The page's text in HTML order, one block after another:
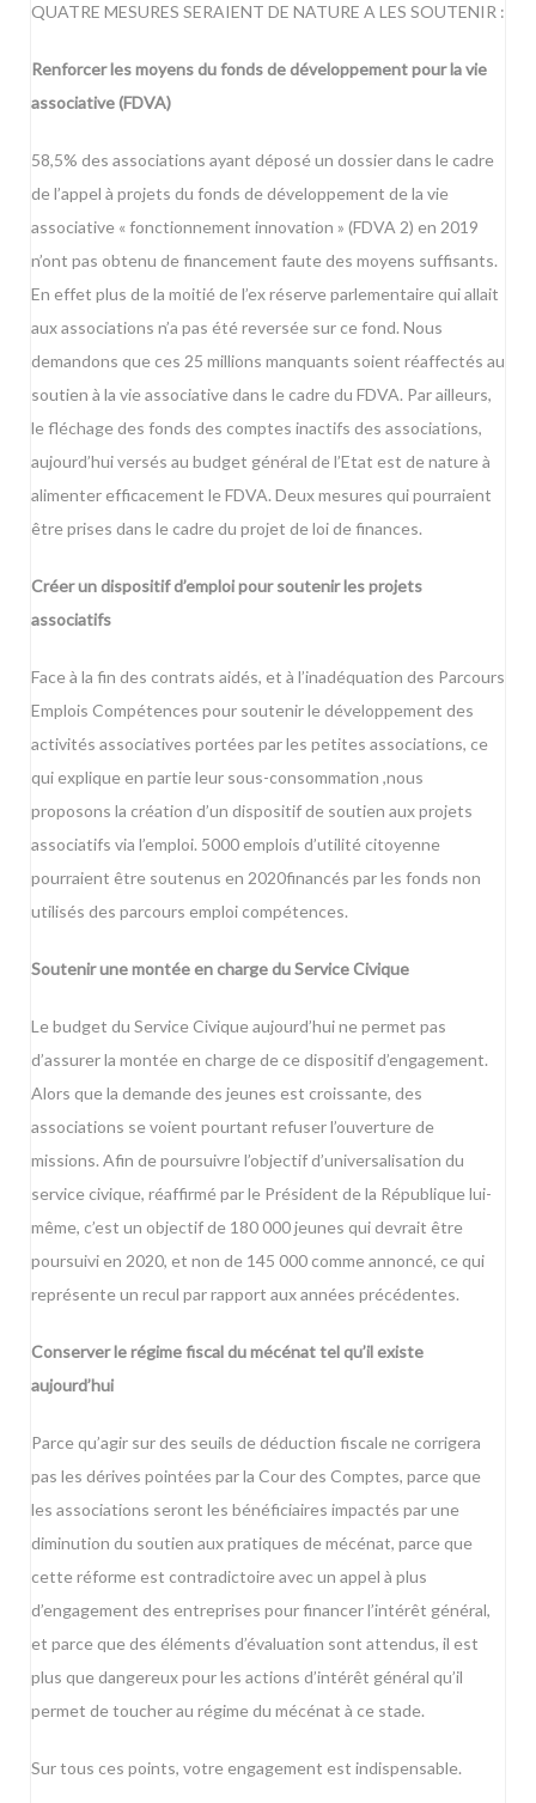
QUATRE MESURES SERAIENT DE NATURE A LES SOUTENIR :
Renforcer les moyens du fonds de développement pour la vie
associative (FDVA)
58,5% des associations ayant déposé un dossier dans le cadre
de l’appel à projets du fonds de développement de la vie
associative « fonctionnement innovation » (FDVA 2) en 2019
n’ont pas obtenu de financement faute des moyens suffisants.
En effet plus de la moitié de l’ex réserve parlementaire qui allait
aux associations n’a pas été reversée sur ce fond. Nous
demandons que ces 25 millions manquants soient réaffectés au
soutien à la vie associative dans le cadre du FDVA. Par ailleurs,
le fléchage des fonds des comptes inactifs des associations,
aujourd’hui versés au budget général de l’Etat est de nature à
alimenter efficacement le FDVA. Deux mesures qui pourraient
être prises dans le cadre du projet de loi de finances.
Créer un dispositif d’emploi pour soutenir les projets
associatifs
Face à la fin des contrats aidés, et à l’inadéquation des Parcours
Emplois Compétences pour soutenir le développement des
activités associatives portées par les petites associations, ce
qui explique en partie leur sous-consommation ,nous
proposons la création d’un dispositif de soutien aux projets
associatifs via l’emploi. 5000 emplois d’utilité citoyenne
pourraient être soutenus en 2020financés par les fonds non
utilisés des parcours emploi compétences.
Soutenir une montée en charge du Service Civique
Le budget du Service Civique aujourd’hui ne permet pas
d’assurer la montée en charge de ce dispositif d’engagement.
Alors que la demande des jeunes est croissante, des
associations se voient pourtant refuser l’ouverture de
missions. Afin de poursuivre l’objectif d’universalisation du
service civique, réaffirmé par le Président de la République lui-
même, c’est un objectif de 180 000 jeunes qui devrait être
poursuivi en 2020, et non de 145 000 comme annoncé, ce qui
représente un recul par rapport aux années précédentes.
Conserver le régime fiscal du mécénat tel qu’il existe
aujourd’hui
Parce qu’agir sur des seuils de déduction fiscale ne corrigera
pas les dérives pointées par la Cour des Comptes, parce que
les associations seront les bénéficiaires impactés par une
diminution du soutien aux pratiques de mécénat, parce que
cette réforme est contradictoire avec un appel à plus
d’engagement des entreprises pour financer l’intérêt général,
et parce que des éléments d’évaluation sont attendus, il est
plus que dangereux pour les actions d’intérêt général qu’il
permet de toucher au régime du mécénat à ce stade.
Sur tous ces points, votre engagement est indispensable.